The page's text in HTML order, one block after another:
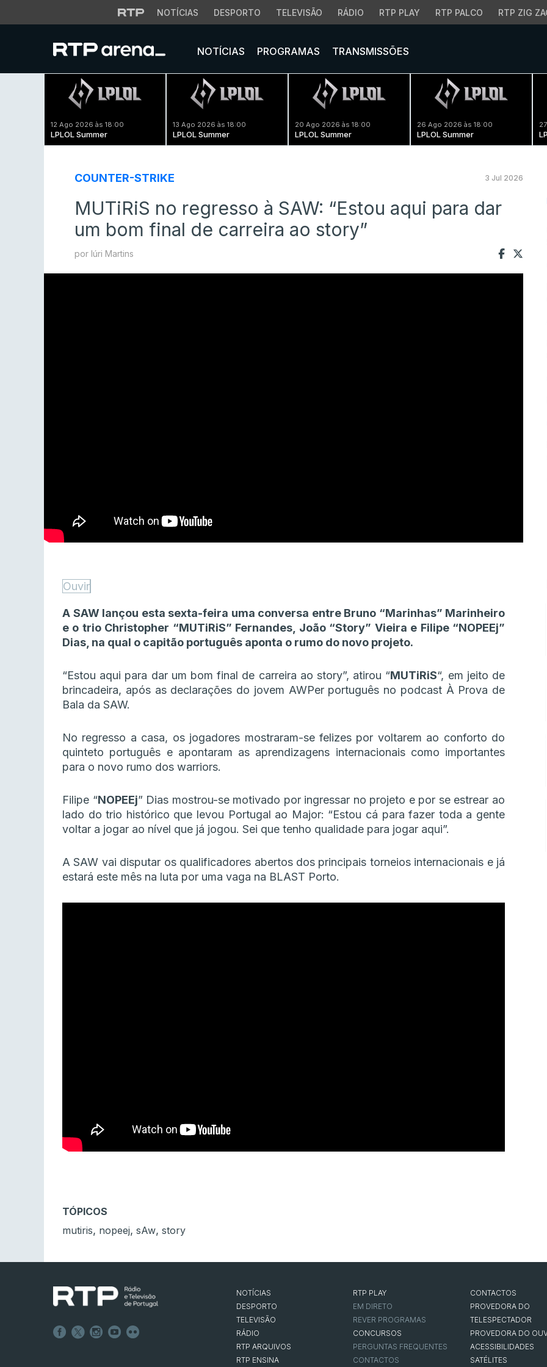
NOTÍCIAS DESPORTO TELEVISÃO RÁDIO RTP PLAY RTP PALCO RTP ZIG
NOTÍCIAS PROGRAMAS TRANSMISSÕES
12 Ago 2026 às 18:00
LPLOL Summer
13 Ago 2026 às 18:00
LPLOL Summer
20 Ago 2026 às 18:00
LPLOL Summer
26 Ago 2026 às 18:00
LPLOL Summer
COUNTER-STRIKE 3 Jul 2026
MUTiRiS no regresso à SAW: “Estou aqui para dar
um bom final de carreira ao story”
por Iúri Martins
Ouvir
A SAW lançou esta sexta-feira uma conversa entre Bruno “Marinhas” Marinheiro
e o trio Christopher “MUTiRiS” Fernandes, João “Story” Vieira e Filipe “NOPEEj”
Dias, na qual o capitão português aponta o rumo do novo projeto.
“Estou aqui para dar um bom final de carreira ao story”, atirou “MUTiRiS“, em jeito de
brincadeira, após as declarações do jovem AWPer português no podcast À Prova de
Bala da SAW.
No regresso a casa, os jogadores mostraram-se felizes por voltarem ao conforto do
quinteto português e apontaram as aprendizagens internacionais como importantes
para o novo rumo dos warriors.
Filipe “NOPEEj” Dias mostrou-se motivado por ingressar no projeto e por se estrear ao
lado do trio histórico que levou Portugal ao Major: “Estou cá para fazer toda a gente
voltar a jogar ao nível que já jogou. Sei que tenho qualidade para jogar aqui”.
A SAW vai disputar os qualificadores abertos dos principais torneios internacionais e já
estará este mês na luta por uma vaga na BLAST Porto.
TÓPICOS
mutiris, nopeej, sAw, story
NOTÍCIAS
DESPORTO
TELEVISÃO
RÁDIO
RTP ARQUIVOS
RTP ENSINA
RTP PLAY
EM DIRETO
REVER PROGRAMAS
CONCURSOS
PERGUNTAS FREQUENTES
CONTACTOS
CONTACTOS
PROVEDORA DO
TELESPECTADOR
PROVEDORA DO
ACESSIBILIDADES
SATÉLITES